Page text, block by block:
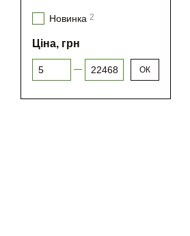
Новинка 2
Ціна, грн
Від Ціна, грн
До Ціна, грн ОК